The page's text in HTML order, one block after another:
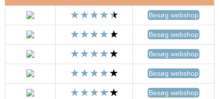
Besøg webshop
Besøg webshop
Besøg webshop
Besøg webshop
Besøg webshop